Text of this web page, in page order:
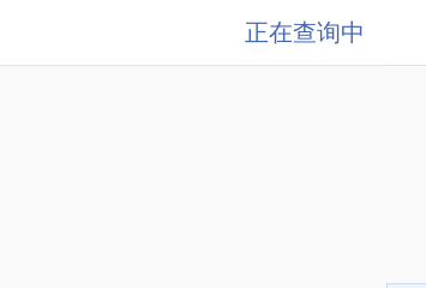
正在查询中